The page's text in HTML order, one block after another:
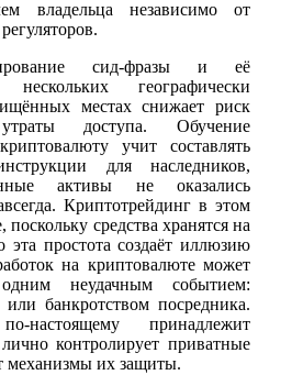
владельца независимо от
сид-фразы и её
географически
местах снижает риск
утраты доступа. Обучение
учит составлять
для наследников,
активы не оказались
Криптотрейдинг в этом
средства хранятся на
простота создаёт иллюзию
на криптовалюте может
неудачным событием:
банкротством посредника.
настоящему принадлежит
контролирует приватные
механизмы их защиты.